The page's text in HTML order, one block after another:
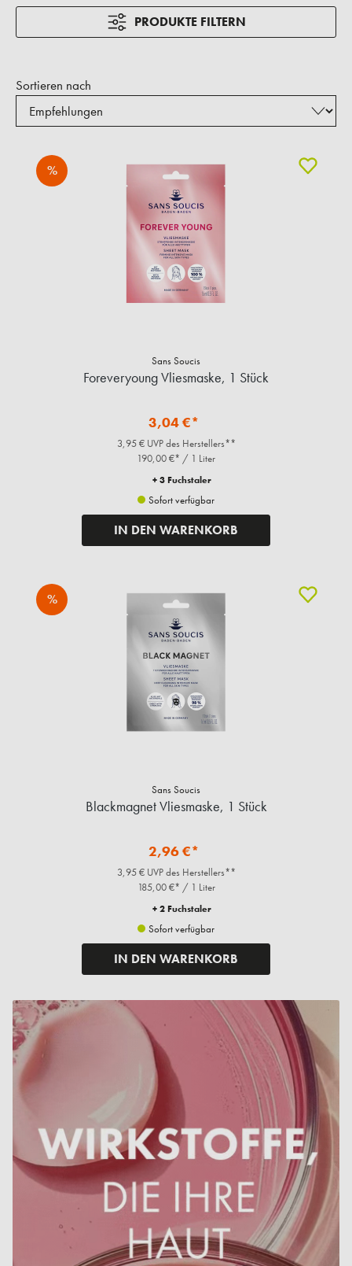
PRODUKTE FILTERN
Sortieren nach
%
Sans Soucis
Foreveryoung Vliesmaske, 1 Stück
3,04 €*
3,95 € UVP des Herstellers**
190,00 €* / 1 Liter
+ 3 Fuchstaler
Sofort verfügbar
IN DEN WARENKORB
%
Sans Soucis
Blackmagnet Vliesmaske, 1 Stück
2,96 €*
3,95 € UVP des Herstellers**
185,00 €* / 1 Liter
+ 2 Fuchstaler
Sofort verfügbar
IN DEN WARENKORB